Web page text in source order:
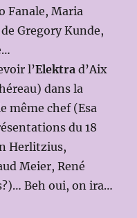
Fanale, Maria
Gregory Kunde,
l’Elektra d’Aix
dans la
même chef (Esa
du 18
Herlitzius,
Meier, René
Beh oui, on ira…